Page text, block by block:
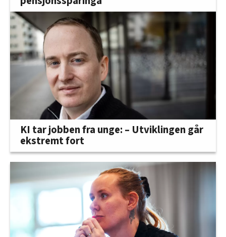
KI tar jobben fra unge: – Utviklingen går
ekstremt fort